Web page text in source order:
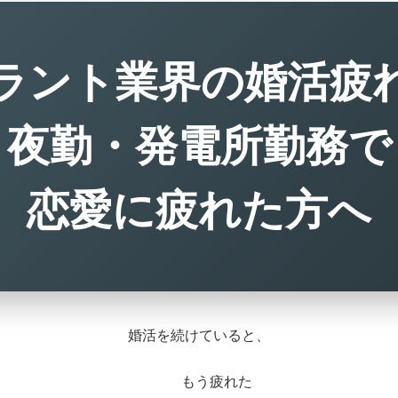
ント業界の婚活疲
夜勤・発電所勤務で
恋愛に疲れた方へ
婚活を続けていると、
もう疲れた